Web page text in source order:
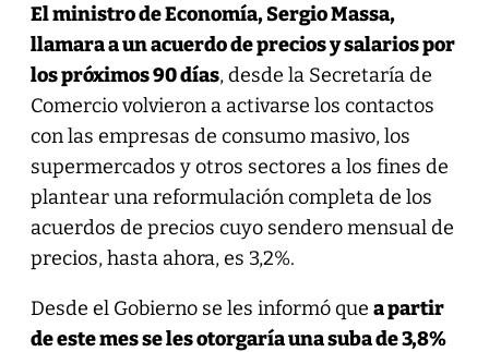
El ministro de Economía, Sergio Massa,
llamara a un acuerdo de precios y salarios por
los próximos 90 días, desde la Secretaría de
Comercio volvieron a activarse los contactos
con las empresas de consumo masivo, los
supermercados y otros sectores a los fines de
plantear una reformulación completa de los
acuerdos de precios cuyo sendero mensual de
precios, hasta ahora, es 3,2%.
Desde el Gobierno se les informó que a partir
de este mes se les otorgaría una suba de 3,8%